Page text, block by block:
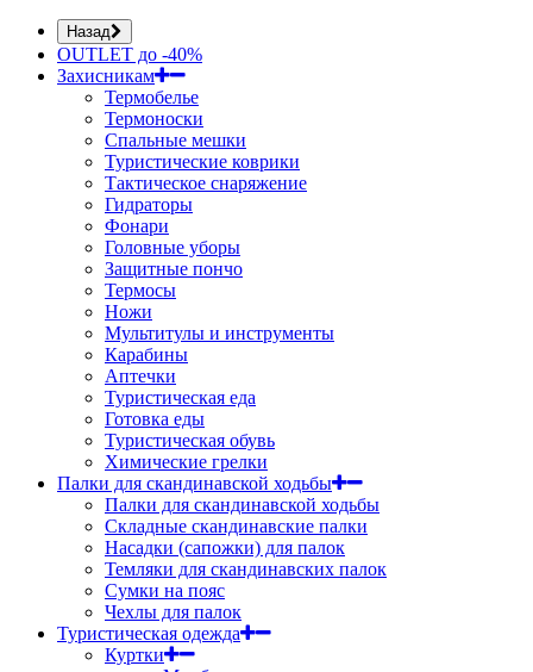
Назад
OUTLET до -40%
Захисникам
Термобелье
Термоноски
Спальные мешки
Туристические коврики
Тактическое снаряжение
Гидраторы
Фонари
Головные уборы
Защитные пончо
Термосы
Ножи
Мультитулы и инструменты
Карабины
Аптечки
Туристическая еда
Готовка еды
Туристическая обувь
Химические грелки
Палки для скандинавской ходьбы
Палки для скандинавской ходьбы
Складные скандинавские палки
Насадки (сапожки) для палок
Темляки для скандинавских палок
Сумки на пояс
Чехлы для палок
Туристическая одежда
Куртки